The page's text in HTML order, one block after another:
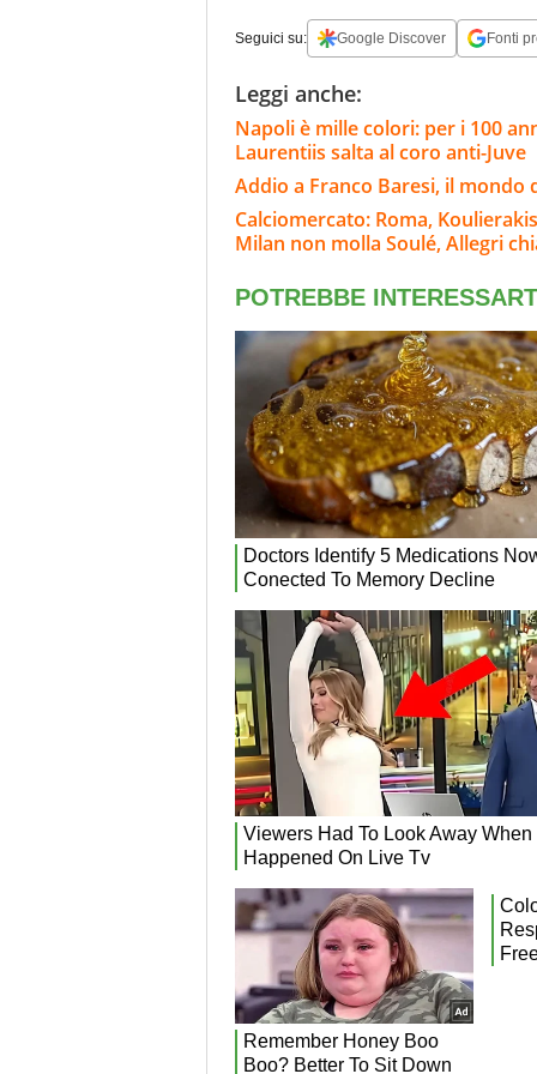
Seguici su: Google Discover Fonti
Leggi anche:
Napoli è mille colori: per i 100
Laurentiis salta al coro anti-Juve
Addio a Franco Baresi, il mondo
Calciomercato: Roma,
Milan non molla Soulé, Allegri